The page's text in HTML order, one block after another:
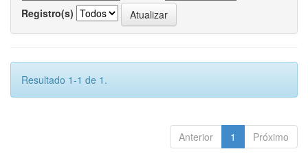
Registro(s)
Resultado 1-1 de 1.
Anterior 1 Próximo